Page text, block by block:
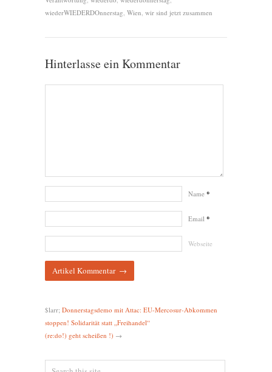
wiederWIEDERDOnnerstag, Wien, wir sind jetzt zusammen
Hinterlasse ein Kommentar
Name *
Email *
Webseite
$larr; Donnerstagsdemo mit Attac: EU-Mercosur-Abkommen
stoppen! Solidarität statt „Freihandel“
(re:do!) geht scheißen !) →